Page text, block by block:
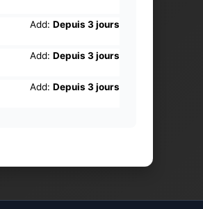
Add: Depuis 3 jours
Add: Depuis 3 jours
Add: Depuis 3 jours